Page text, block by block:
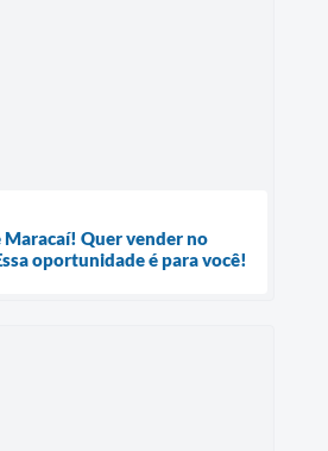
Maracaí! Quer vender no
oportunidade é para você!